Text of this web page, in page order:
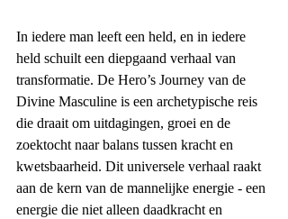
In iedere man leeft een held, en in iedere
held schuilt een diepgaand verhaal van
transformatie. De Hero’s Journey van de
Divine Masculine is een archetypische reis
die draait om uitdagingen, groei en de
zoektocht naar balans tussen kracht en
kwetsbaarheid. Dit universele verhaal raakt
aan de kern van de mannelijke energie - een
energie die niet alleen daadkracht en